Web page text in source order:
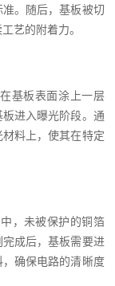
。随后，基板被切
艺的附着力。
基板表面涂上一层
进入曝光阶段。通
料上，使其在特定
，未被保护的铜箔
成后，基板需要进
确保电路的清晰度